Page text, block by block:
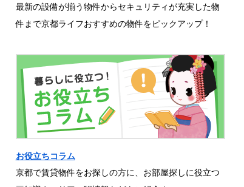
最新の設備が揃う物件からセキュリティが充実した物
件まで京都ライフおすすめの物件をピックアップ！
お役立ちコラム
京都で賃貸物件をお探しの方に、お部屋探しに役立つ